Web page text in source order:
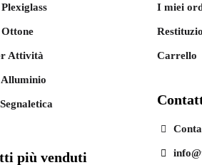
Attività
più venduti
I miei
Carrello